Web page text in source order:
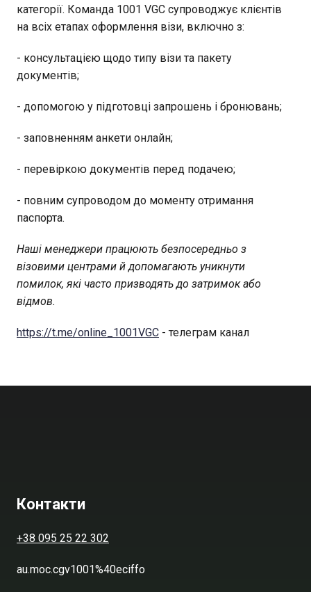
категорії. Команда 1001 VGC супроводжує клієнтів
на всіх етапах оформлення візи, включно з:
- консультацією щодо типу візи та пакету
документів;
- допомогою у підготовці запрошень і бронювань;
- заповненням анкети онлайн;
- перевіркою документів перед подачею;
- повним супроводом до моменту отримання
паспорта.
Наші менеджери працюють безпосередньо з
візовими центрами й допомагають уникнути
помилок, які часто призводять до затримок або
відмов.
https://t.me/online_1001VGC - телеграм канал
Контакти
+38 095 25 22 302
au.moc.cgv1001%40eciffo